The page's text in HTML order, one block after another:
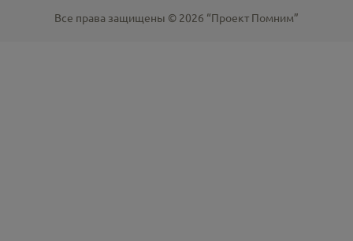
Все права защищены © 2026 “Проект Помним”